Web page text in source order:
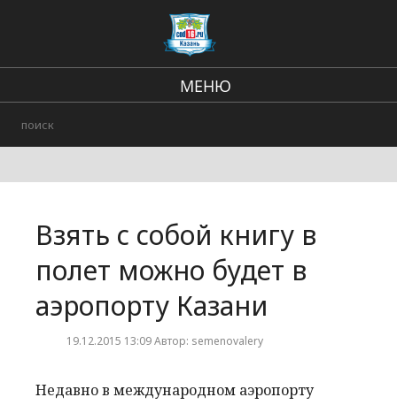
МЕНЮ
Городские события
Взять с собой книгу в
полет можно будет в
аэропорту Казани
19.12.2015 13:09 Автор: semenovalery
Недавно в международном аэропорту